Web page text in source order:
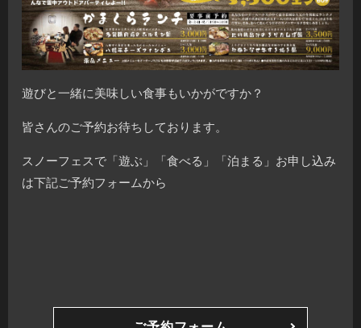
遊びと一緒に美味しい食事もいかがですか？
皆さんのご予約お待ちしております。
スノーフェスで「遊ぶ」「食べる」「泊まる」お申し込み
は下記ご予約フォームから